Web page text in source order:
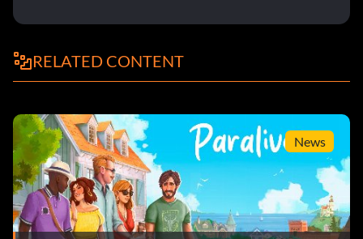
RELATED CONTENT
News